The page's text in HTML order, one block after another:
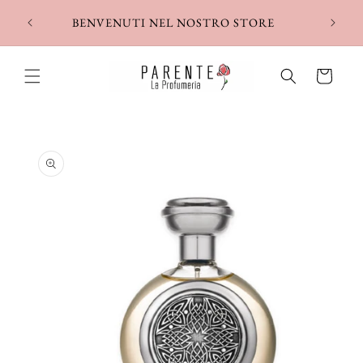
direttamenteBENVENUTI NEL NOSTRO STORE
Carrello
informazioni
sul prodotto